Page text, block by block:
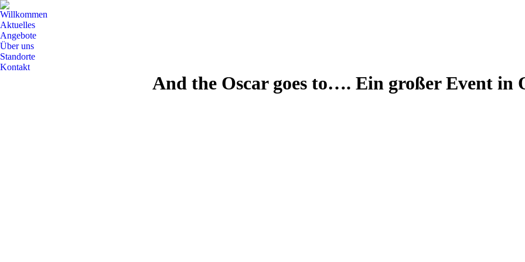
Willkommen
Aktuelles
Angebote
Über uns
Standorte
Kontakt
And the Oscar goes to…. Ein großer Event in